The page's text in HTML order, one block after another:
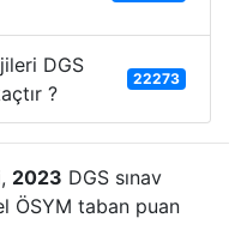
DGS
?
22273
2023 DGS sınav
ÖSYM taban puan